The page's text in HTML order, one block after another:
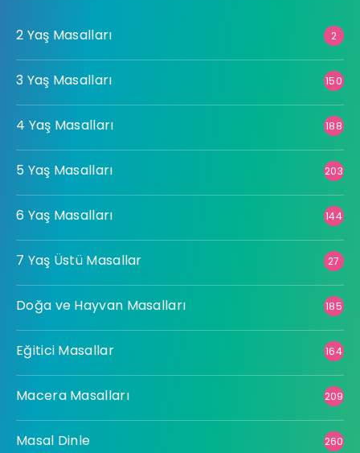
2 Yaş Masalları 2
3 Yaş Masalları 150
4 Yaş Masalları 188
5 Yaş Masalları 203
6 Yaş Masalları 144
7 Yaş Üstü Masallar 27
Doğa ve Hayvan Masalları 185
Eğitici Masallar 164
Macera Masalları 209
Masal Dinle 260